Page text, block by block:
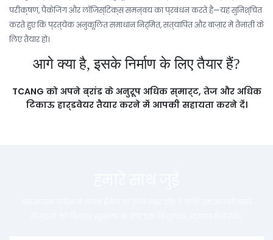
परीक्षण, पैकेजिंग और लॉजिस्टिक्स समन्वय का प्रबंधन करते हैं—यह सुनिश्चित
करते हुए कि प्रत्येक अनुकूलित समाधान निर्मित, सत्यापित और बाज़ार में तैनाती के
लिए तैयार हो।
आगे क्या है, इसके निर्माण के लिए तैयार हैं?
TCANG को अपने ब्रांड के अनुरूप अधिक स्मार्ट, तेज और अधिक
टिकाऊ हार्डवेयर तैयार करने में आपकी सहायता करने दें।